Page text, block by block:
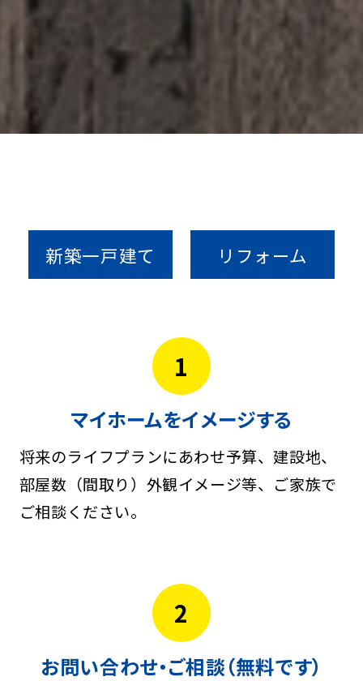
新築一戸建て リフォーム
1
マイホームをイメージする
将来のライフプランにあわせ予算、建設地、
部屋数（間取り）外観イメージ等、ご家族で
ご相談ください。
2
お問い合わせ・ご相談（無料です）